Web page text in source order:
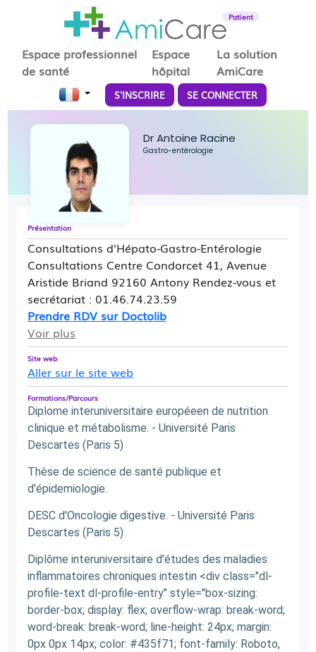
Patient
Espace professionnel
de santé
Espace
hôpital
La solution
AmiCare
S'INSCRIRE SE CONNECTER
Dr Antoine Racine
Gastro-entérologie
Présentation
Consultations d'Hépato-Gastro-Entérologie
Consultations Centre Condorcet 41, Avenue
Aristide Briand 92160 Antony Rendez-vous et
secrétariat : 01.46.74.23.59
Prendre RDV sur Doctolib
Voir plus
Site web
Aller sur le site web
Formations/Parcours
Diplome interuniversitaire européeen de nutrition
clinique et métabolisme. - Université Paris
Descartes (Paris 5)
Thèse de science de santé publique et
d'épidemiologie.
DESC d'Oncologie digestive. - Université Paris
Descartes (Paris 5)
Diplôme interuniversitaire d'études des maladies
inflammatoires chroniques intestin <div class="dl-
profile-text dl-profile-entry" style="box-sizing:
border-box; display: flex; overflow-wrap: break-word;
word-break: break-word; line-height: 24px; margin:
0px 0px 14px; color: #435f71; font-family: Roboto,